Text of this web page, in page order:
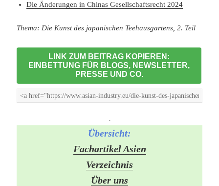
Die Änderungen in Chinas Gesellschaftsrecht 2024
Thema: Die Kunst des japanischen Teehausgartens, 2. Teil
LINK ZUM BEITRAG KOPIEREN:
EINBETTUNG FÜR BLOGS, NEWSLETTER,
PRESSE UND CO.
-
Übersicht:
Fachartikel Asien
Verzeichnis
Über uns